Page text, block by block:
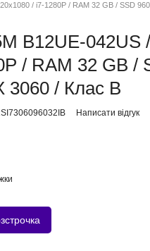
/ i7-1280P / RAM 32 GB / SSD
B12UE-042US
/ RAM 32 GB /
3060 / Клас B
Написати відгук